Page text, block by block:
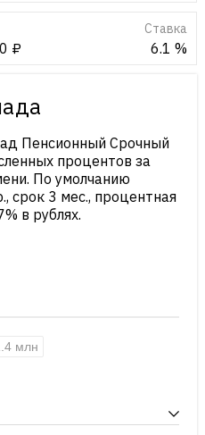
₽
Cтавка
6.1 %
Пенсионный Срочный
процентов за
По умолчанию
срок 3 мес., процентная
в рублях.
млн